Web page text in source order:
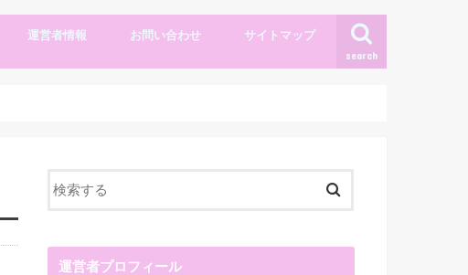
search
運営者情報 お問い合わせ サイトマップ
運営者プロフィール